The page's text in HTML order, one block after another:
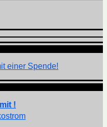
einer Spende!
!